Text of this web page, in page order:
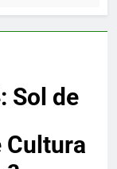
Sol de
Cultura